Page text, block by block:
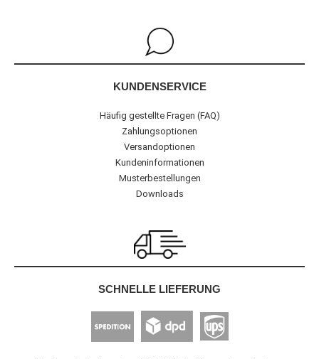
KUNDENSERVICE
Häufig gestellte Fragen (FAQ)
Zahlungsoptionen
Versandoptionen
Kundeninformationen
Musterbestellungen
Downloads
SCHNELLE LIEFERUNG